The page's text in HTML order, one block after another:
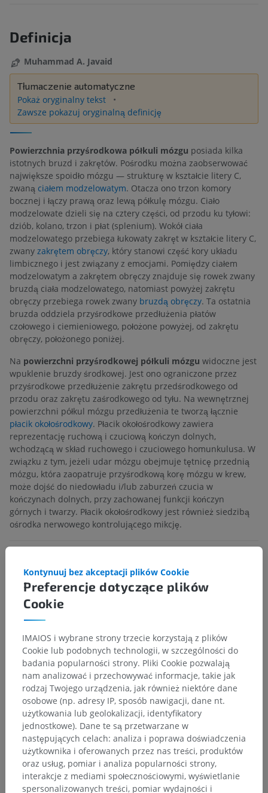
Definicja
Muhammad A. Javaid
Tłumaczenie automatyczne
Pokaż oryginalny tekst
Zawsze pokazuj oryginalną definicję
Powierzchnia przyśrodkowa półkuli mózgu posiada kilka
istotnych bruzd i zakrętów. Pośrodku można zaobserwować
największe spoidło mózgu — strukturę w kształcie litery C,
zwaną ciałem modzelowatym. Otacza ono trzon komory
bocznej i łączy prawą oraz lewą półkulę mózgu. Ciało
modzelowate dzieli się na cztery części, od przodu ku tyłowi:
dziób, kolano, trzon i płat (splenium). Wokół ciała
modzelowatego przebiega łukowaty zakręt w kształcie litery C,
zwany zakrętem obręczy, który stanowi część kory układu
limbicznego i jest związany z emocjami. Pomiędzy ciałem
modzelowatym a zakrętem obręczy znajduje się rowek zwany
bruzdą ciała modzelowatego, natomiast powyżej zakrętu
obręczy przebiega rowek zwany bruzdą obręczy. Ta ostatnia
bruzda oddziela przyśrodkowe przedłużenia płatów
czołowego i ciemieniowego, położone powyżej, od zakrętu
obręczy, położonego poniżej.
Na powierzchni przyśrodkowej półkuli mózgu widoczne jest
wpuklenie bruzdy środkowej. Jest ono ograniczone przez
przyśrodkowe przedłużenie zakrętu przedśrodkowego od
przodu oraz zakrętu zaśrodkowego od tyłu. Na wewnętrznej
powierzchni półkul mózgu przedłużenia te tworzą łącznie
płacik okołośrodkowy. Płacik okołośrodkowy zawiera
reprezentację ruchową i czuciową kończyn dolnych,
wchodzącą w skład ruchowego i czuciowego homunkulusa. W
związku z tym, jeżeli udar mózgu obejmuje tętnicę przednią
mózgu, która zaopatruje przyśrodkową korę mózgu w krew,
może dojść do niedowładu i/lub zaburzeń czucia w
kończynach dolnych, przy zachowanej funkcji kończyn
górnych i twarzy. Płacik okołośrodkowy jest również siedzibą
ośrodka nerwowego kontrolującego mikcję.
Odnośniki
Snell, R.S. (2010). ‘Chapter 7: The Cerebrum’, in
(7th ed.) Philadelphia: Wolters Kluwer Health/Lippincott Williams &
Wilkins, pp. 261-262.
Galeria
Preferencje dotyczące plików
Cookie
Kontynuuj bez akceptacji plików Cookie
IMAIOS i wybrane strony trzecie korzystają z plików
Cookie lub podobnych technologii, w szczególności do
badania popularności strony. Pliki Cookie pozwalają
nam analizować i przechowywać informacje, takie jak
rodzaj Twojego urządzenia, jak również niektóre dane
osobowe (np. adresy IP, sposób nawigacji, dane nt.
użytkowania lub geolokalizacji, identyfikatory
jednostkowe). Dane te są przetwarzane w
następujących celach: analiza i poprawa doświadczenia
użytkownika i oferowanych przez nas treści, produktów
oraz usług, pomiar i analiza popularności strony,
interakcje z mediami społecznościowymi, wyświetlanie
spersonalizowanych treści, pomiar wydajności i